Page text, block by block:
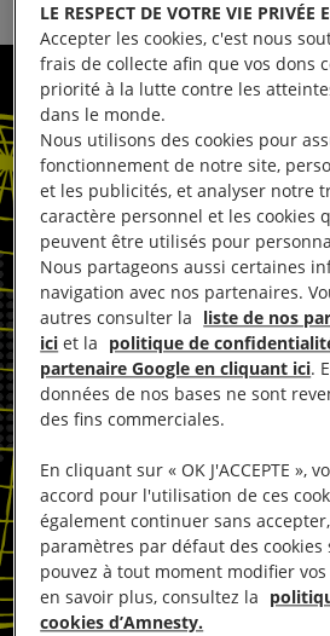
LE RESPECT DE VOTRE VIE PRIVÉE
Accepter les cookies, c'est nous
frais de collecte afin que vos dons
priorité à la lutte contre les
dans le monde.
Nous utilisons des cookies pour
fonctionnement de notre site,
et les publicités, et analyser notre
caractère personnel et les cookies
peuvent être utilisés pour
Nous partageons aussi certaines
navigation avec nos partenaires.
autres consulter la liste de nos
ici et la politique de
partenaire Google en cliquant ici.
données de nos bases ne sont
des fins commerciales.
En cliquant sur « OK J'ACCEPTE »,
accord pour l'utilisation de ces
également continuer sans
paramètres par défaut des
pouvez à tout moment modifier
en savoir plus, consultez la
cookies d’Amnesty.